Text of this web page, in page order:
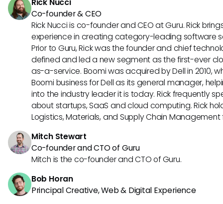
métricas de desempenho e na otimização de
canal.Co-founder & CEO
Rick Nucci is co-founder and CEO at Guru. Rick
experience in creating category-leading software
Prior to Guru, Rick was the founder and chief
defined and led a new segment as the first-ever
as-a-service. Boomi was acquired by Dell in 2010,
Boomi business for Dell as its general manager,
into the industry leader it is today. Rick frequently
about startups, SaaS and cloud computing. Rick
Logistics, Materials, and Supply Chain Management
Mitch Stewart
Co-founder and CTO of Guru
Mitch is the co-founder and CTO of Guru.
Bob Horan
Principal Creative, Web & Digital Experience